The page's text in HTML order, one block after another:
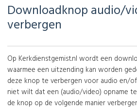
Downloadknop audio/
verbergen
Op Kerkdienstgemist.nl wordt een
waarmee een uitzending kan worden
deze knop te verbergen voor audio en/of
niet wilt dat een (audio/video) opname
de knop op de volgende manier